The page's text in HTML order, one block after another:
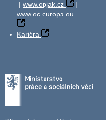
| www.opjak.cz
|
www.ec.europa.eu
Kariéra